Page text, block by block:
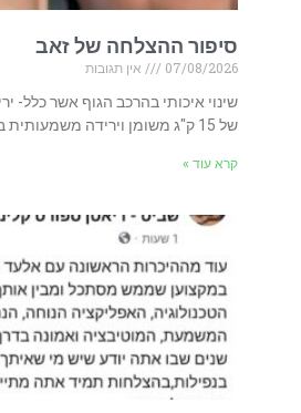
סיפור ההצלחה של זאב
07/08/2026
אין תגובות
של 15 ק"ג משומן וירידה משמעותית בשומן הבטני
קרא עוד »